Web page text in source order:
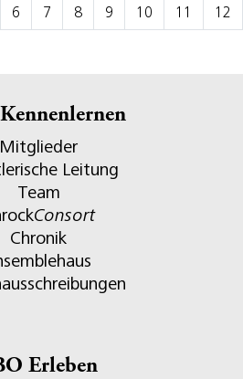
6 7 8 9 10 11 12
Mitglieder
Leitung
Team
Consort
Chronik
Erleben